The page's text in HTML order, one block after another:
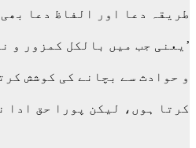
طریقہ دعا اور الفاظ دعا
’یعنی جب میں بالکل کمزور و
و حوادث سے بچانے کی کوشش
کرتا ہوں، لیکن پورا حق ادا